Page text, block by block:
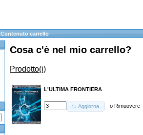
Contenuto carrello
Cosa c'è nel mio carrello?
Prodotto(i)
L'ULTIMA FRONTIERA
Aggiorna oRimuovere